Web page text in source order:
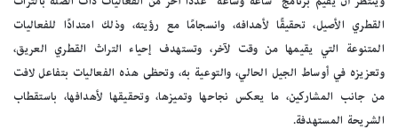
القطري الأصيل، تحقيقًا لأهدافه، وانسجامًا مع رؤيته، وذلك امتدادًا للفعاليات
المتنوعة التي يقيمها من وقت لآخر، وتستهدف إحياء التراث القطري العريق،
وتعزيزه في أوساط الجيل الحالي، والتوعية به، وتحظى هذه الفعاليات بتفاعل لافت
من جانب المشاركين، ما يعكس نجاحها وتميزها، وتحقيقها لأهدافها، باستقطاب
الشريحة المستهدفة.